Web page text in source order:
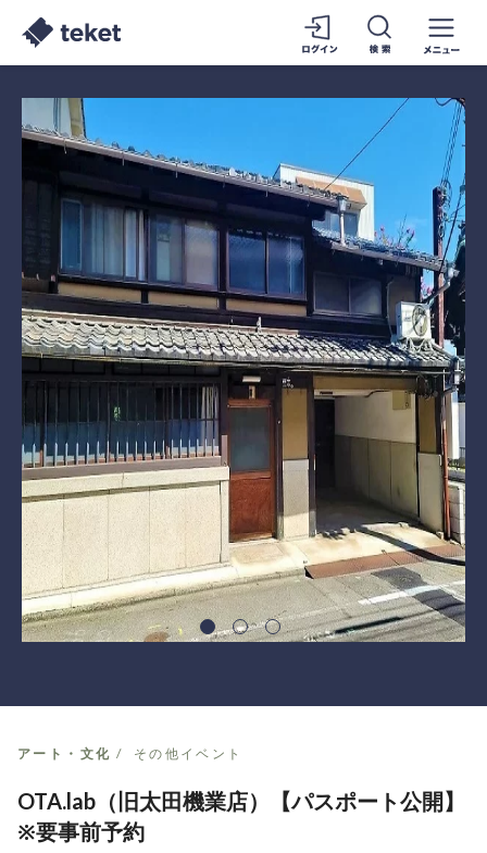
アート・文化 その他イベント
OTA.lab（旧太田機業店）【パスポート公開】
※要事前予約